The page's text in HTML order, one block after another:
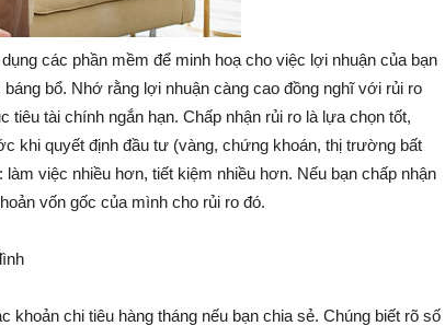
các phần mềm để minh hoạ cho việc lợi nhuận của bạn
bổ. Nhớ rằng lợi nhuận càng cao đồng nghĩ với rủi ro
tài chính ngắn hạn. Chấp nhận rủi ro là lựa chọn tốt,
khi quyết định đầu tư (vàng, chứng khoán, thị trường bất
việc nhiều hơn, tiết kiệm nhiều hơn. Nếu bạn chấp nhận
vốn gốc của mình cho rủi ro đó.
khoản chi tiêu hàng tháng nếu bạn chia sẻ. Chúng biết rõ số